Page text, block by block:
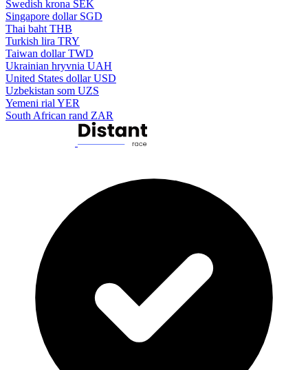
Swedish krona SEK
Singapore dollar SGD
Thai baht THB
Turkish lira TRY
Taiwan dollar TWD
Ukrainian hryvnia UAH
United States dollar USD
Uzbekistan som UZS
Yemeni rial YER
South African rand ZAR